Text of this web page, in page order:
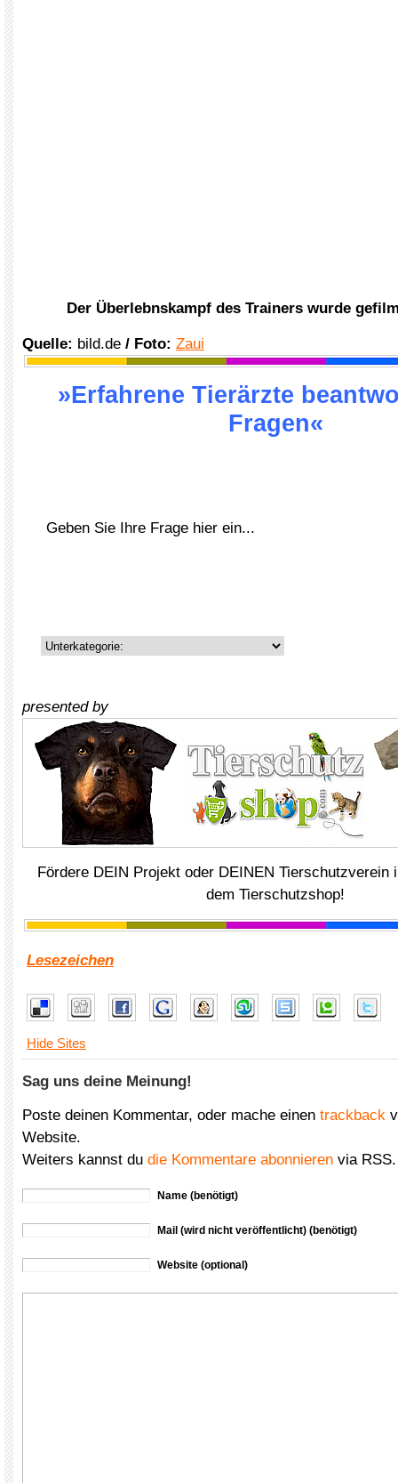
Der Überlebnskampf des Trainers wurde
Quelle: bild.de / Foto: Zaui
»Erfahrene Tierärzte
Fragen«
presented by
Fördere DEIN Projekt oder DEINEN Tierschutzverein
dem Tierschutzshop!
Lesezeichen
Hide Sites
Sag uns deine Meinung!
Poste deinen Kommentar, oder mache einen trackback
Website.
Weiters kannst du die Kommentare abonnieren via RSS.
Name (benötigt)
Mail (wird nicht veröffentlicht) (benötigt)
Website (optional)